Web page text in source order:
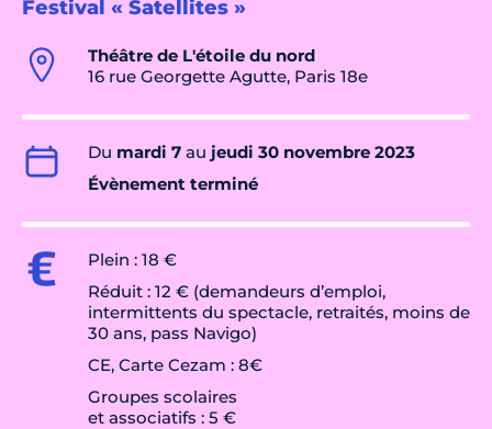
Festival « Satellites »
Théâtre de L'étoile du nord
16 rue Georgette Agutte, Paris 18e
Du mardi 7 au jeudi 30 novembre 2023
Évènement terminé
Plein : 18 €
Réduit : 12 € (demandeurs d’emploi,
intermittents du spectacle, retraités, moins de
30 ans, pass Navigo)
CE, Carte Cezam : 8€
Groupes scolaires
et associatifs : 5 €